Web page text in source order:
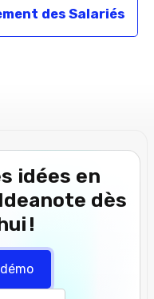
des Salariés
idées en
dès
!